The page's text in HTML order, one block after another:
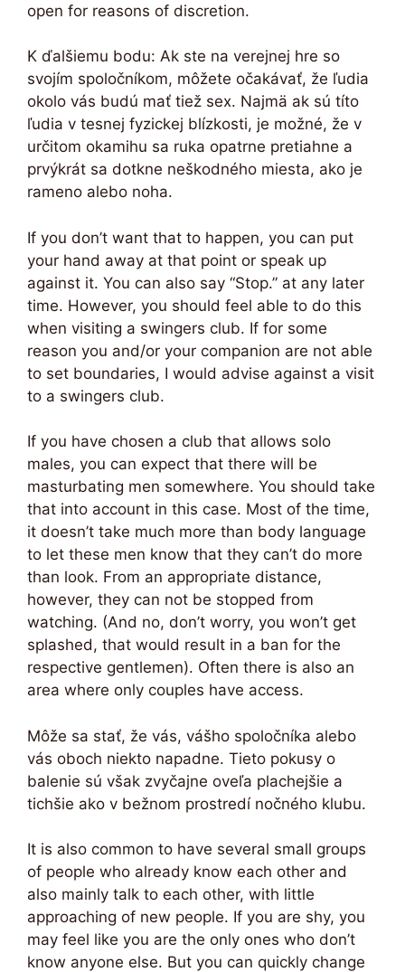
open for reasons of discretion.
K ďalšiemu bodu: Ak ste na verejnej hre so
svojím spoločníkom, môžete očakávať, že ľudia
okolo vás budú mať tiež sex. Najmä ak sú títo
ľudia v tesnej fyzickej blízkosti, je možné, že v
určitom okamihu sa ruka opatrne pretiahne a
prvýkrát sa dotkne neškodného miesta, ako je
rameno alebo noha.
If you don’t want that to happen, you can put
your hand away at that point or speak up
against it. You can also say “Stop.” at any later
time. However, you should feel able to do this
when visiting a swingers club. If for some
reason you and/or your companion are not able
to set boundaries, I would advise against a visit
to a swingers club.
If you have chosen a club that allows solo
males, you can expect that there will be
masturbating men somewhere. You should take
that into account in this case. Most of the time,
it doesn’t take much more than body language
to let these men know that they can’t do more
than look. From an appropriate distance,
however, they can not be stopped from
watching. (And no, don’t worry, you won’t get
splashed, that would result in a ban for the
respective gentlemen). Often there is also an
area where only couples have access.
Môže sa stať, že vás, vášho spoločníka alebo
vás oboch niekto napadne. Tieto pokusy o
balenie sú však zvyčajne oveľa plachejšie a
tichšie ako v bežnom prostredí nočného klubu.
It is also common to have several small groups
of people who already know each other and
also mainly talk to each other, with little
approaching of new people. If you are shy, you
may feel like you are the only ones who don’t
know anyone else. But you can quickly change